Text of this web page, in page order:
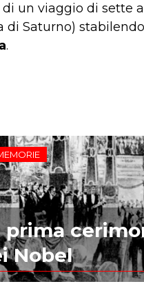
un viaggio di sette
di Saturno)
.
prima
Nobel